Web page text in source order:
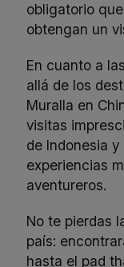
obligatorio
obtengan un
En cuanto a
allá de los
Muralla en
visitas
de Indonesia
experiencias
aventureros.
No te pierdas
país:
hasta el pad